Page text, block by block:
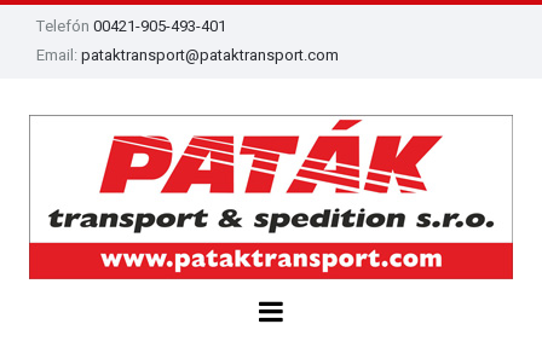
Telefón 00421-905-493-401
Email: pataktransport@pataktransport.com